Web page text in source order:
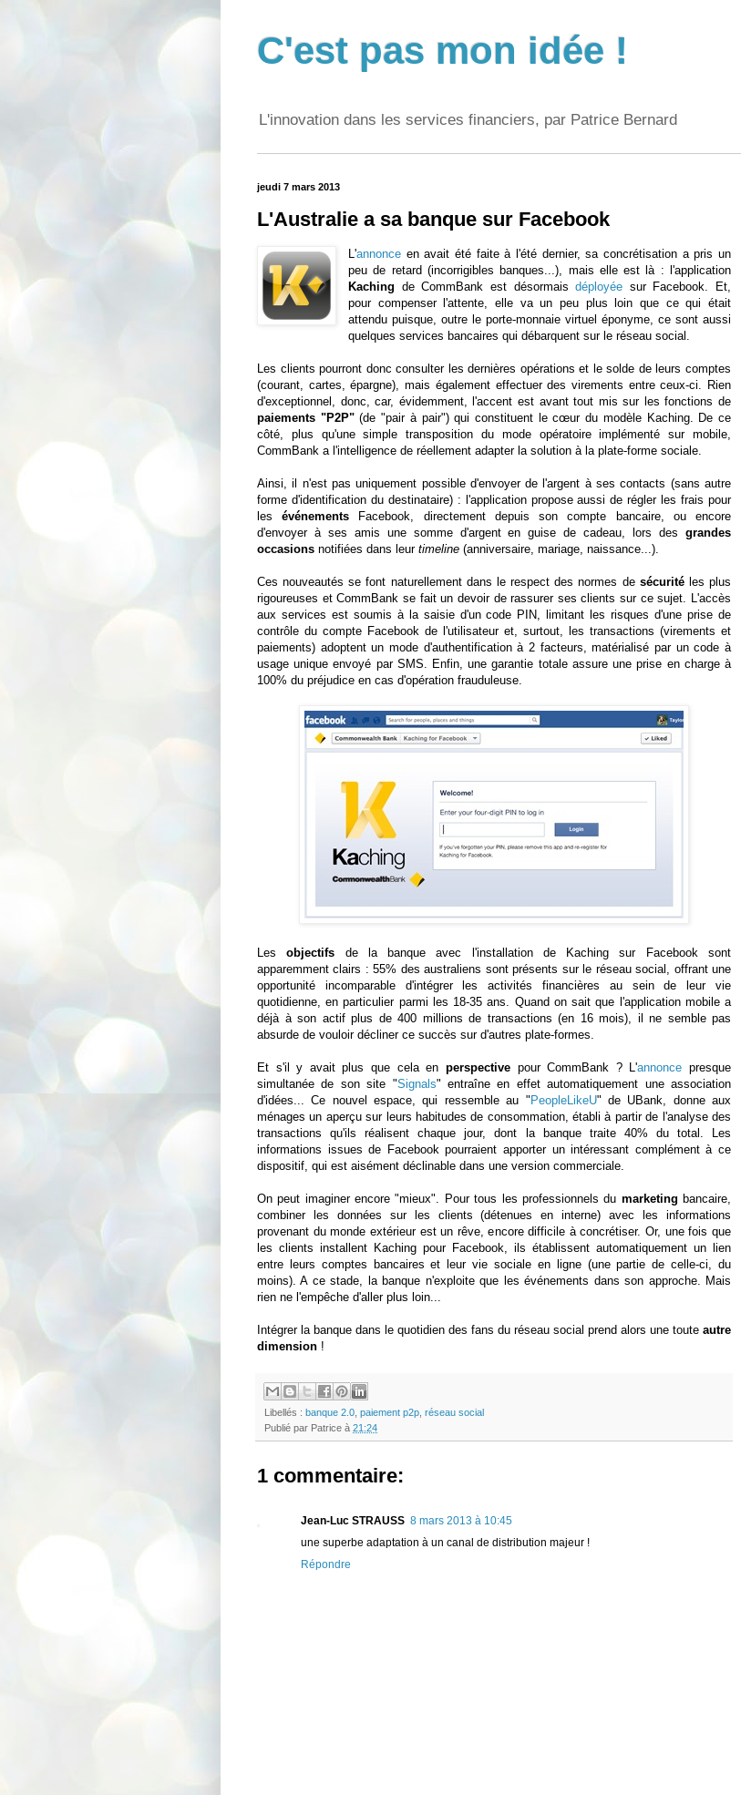
C'est pas mon idée !
L'innovation dans les services financiers, par Patrice Bernard
jeudi 7 mars 2013
L'Australie a sa banque sur Facebook
L'annonce en avait été faite à l'été dernier, sa concrétisation a pris un
peu de retard (incorrigibles banques...), mais elle est là : l'application
Kaching de CommBank est désormaisdéployée sur Facebook. Et,
pour compenser l'attente, elle va un peu plus loin que ce qui était
attendu puisque, outre le porte-monnaie virtuel éponyme, ce sont aussi
quelques services bancaires qui débarquent sur le réseau social.
Les clients pourront donc consulter les dernières opérations et le solde de leurs comptes
(courant, cartes, épargne), mais également effectuer des virements entre ceux-ci. Rien
d'exceptionnel, donc, car, évidemment, l'accent est avant tout mis sur les fonctions de
paiements "P2P"(de "pair à pair") qui constituent le cœur du modèle Kaching. De ce
côté, plus qu'une simple transposition du mode opératoire implémenté sur mobile,
CommBank a l'intelligence de réellement adapter la solution à la plate-forme sociale.
Ainsi, il n'est pas uniquement possible d'envoyer de l'argent à ses contacts (sans autre
forme d'identification du destinataire) : l'application propose aussi de régler les frais pour
lesévénements Facebook, directement depuis son compte bancaire, ou encore
d'envoyer à ses amis une somme d'argent en guise de cadeau, lors des grandes
occasions notifiées dans leur timeline (anniversaire, mariage, naissance...).
Ces nouveautés se font naturellement dans le respect des normes de sécuritéles plus
rigoureuses et CommBank se fait un devoir de rassurer ses clients sur ce sujet. L'accès
aux services est soumis à la saisie d'un code PIN, limitant les risques d'une prise de
contrôle du compte Facebook de l'utilisateur et, surtout, les transactions (virements et
paiements) adoptent un mode d'authentification à 2 facteurs, matérialisé par un code à
usage unique envoyé par SMS. Enfin, une garantie totale assure une prise en charge à
100% du préjudice en cas d'opération frauduleuse.
Lesobjectifs de la banque avec l'installation de Kaching sur Facebook sont
apparemment clairs : 55% des australiens sont présents sur le réseau social, offrant une
opportunité incomparable d'intégrer les activités financières au sein de leur vie
quotidienne, en particulier parmi les 18-35 ans. Quand on sait que l'application mobile a
déjà à son actif plus de 400 millions de transactions (en 16 mois), il ne semble pas
absurde de vouloir décliner ce succès sur d'autres plate-formes.
Et s'il y avait plus que cela en perspectivepour CommBank ? L'annonce presque
simultanée de son site "Signals" entraîne en effet automatiquement une association
d'idées... Ce nouvel espace, qui ressemble au " PeopleLikeU" de UBank, donne aux
ménages un aperçu sur leurs habitudes de consommation, établi à partir de l'analyse des
transactions qu'ils réalisent chaque jour, dont la banque traite 40% du total. Les
informations issues de Facebook pourraient apporter un intéressant complément à ce
dispositif, qui est aisément déclinable dans une version commerciale.
On peut imaginer encore "mieux". Pour tous les professionnels du marketing bancaire,
combiner les données sur les clients (détenues en interne) avec les informations
provenant du monde extérieur est un rêve, encore difficile à concrétiser. Or, une fois que
les clients installent Kaching pour Facebook, ils établissent automatiquement un lien
entre leurs comptes bancaires et leur vie sociale en ligne (une partie de celle-ci, du
moins). A ce stade, la banque n'exploite que les événements dans son approche. Mais
rien ne l'empêche d'aller plus loin...
Intégrer la banque dans le quotidien des fans du réseau social prend alors une toute autre
dimension !
Libellés : banque 2.0, paiement p2p, réseau social
Publié par Patrice à 21:24
1 commentaire:
Jean-Luc STRAUSS 8 mars 2013 à 10:45
une superbe adaptation à un canal de distribution majeur !
Répondre